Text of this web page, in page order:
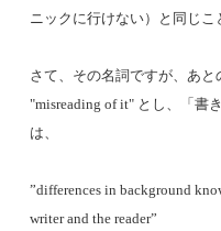
ニックに行けない）と同じこ
さて、その名詞ですが、あ
"misreading of it" とし、「書
は、
”differences in background
writer and the reader”